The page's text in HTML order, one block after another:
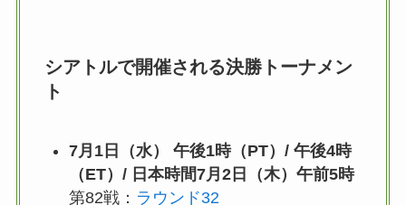
シアトルで開催される決勝トーナメン
ト
7月1日（水） 午後1時（PT）/ 午後4時
（ET）/ 日本時間7月2日（木）午前5時
第82戦： ラウンド32